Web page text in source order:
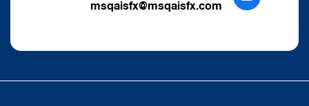
msqaisfx@msqaisfx.com